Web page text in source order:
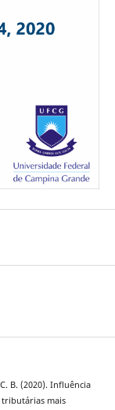
B. (2020). Influência
tributárias mais